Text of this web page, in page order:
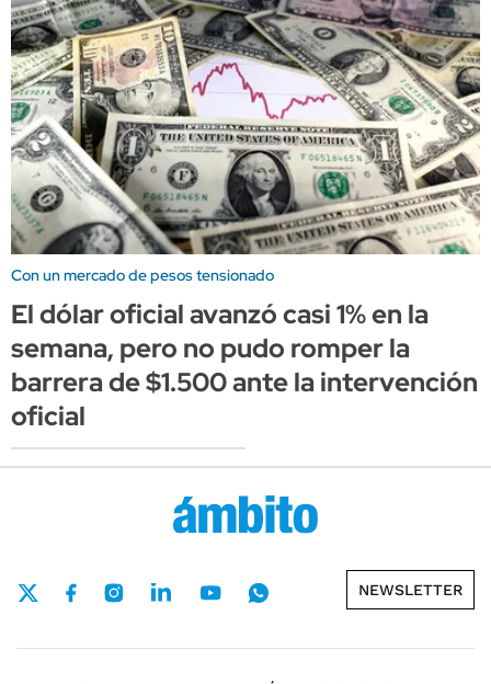
Con un mercado de pesos tensionado
El dólar oficial avanzó casi 1% en la
semana, pero no pudo romper la
barrera de $1.500 ante la intervención
oficial
NEWSLETTER